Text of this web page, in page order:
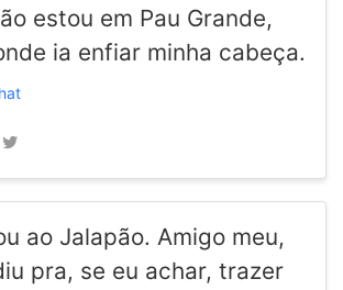
estou em Pau Grande,
ia enfiar minha cabeça.
ao Jalapão. Amigo meu,
pra, se eu achar, trazer